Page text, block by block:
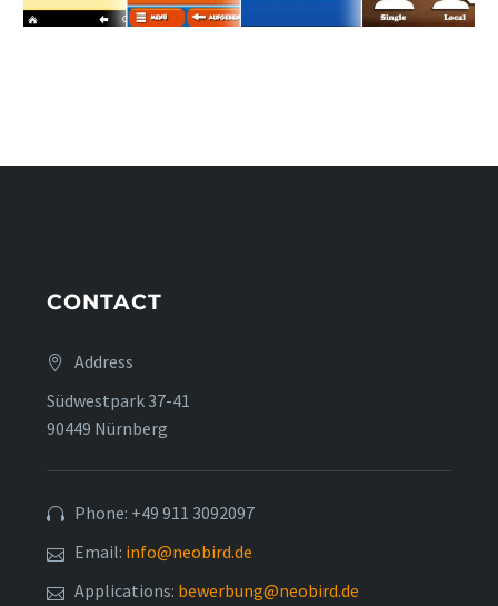
CONTACT
Address
Südwestpark 37-41
90449 Nürnberg
Phone: +49 911 3092097
Email: info@neobird.de
Applications: bewerbung@neobird.de